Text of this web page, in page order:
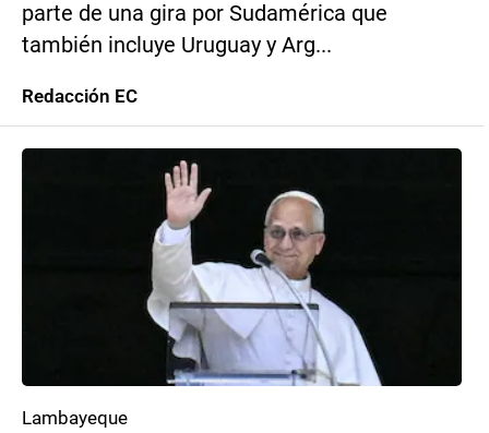
parte de una gira por Sudamérica que
también incluye Uruguay y Arg...
Redacción EC
Lambayeque